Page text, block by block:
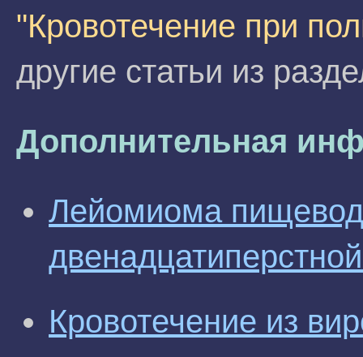
"Кровотечение при
другие статьи из
Дополнительная
Лейомиома
Кровотечение из